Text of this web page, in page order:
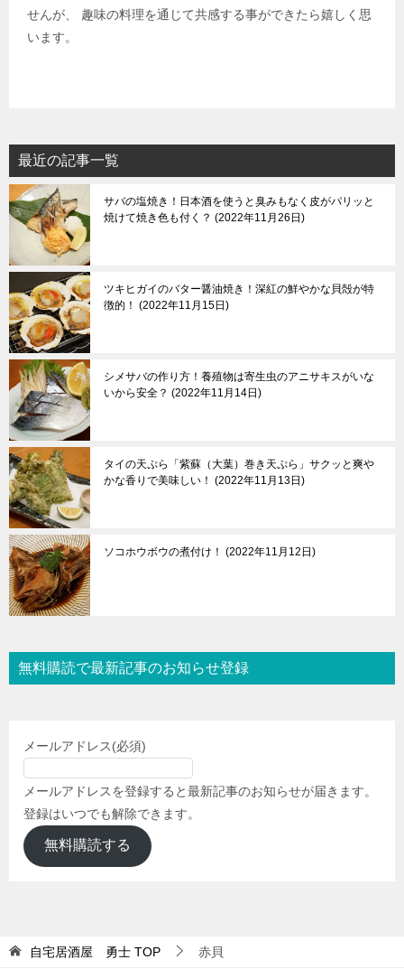
せんが、 趣味の料理を通じて共感する事ができたら嬉しく思
います。
最近の記事一覧
サバの塩焼き！日本酒を使うと臭みもなく皮がパリッと
焼けて焼き色も付く？
2022年11月26日
ツキヒガイのバター醤油焼き！深紅の鮮やかな貝殻が特
徴的！
2022年11月15日
シメサバの作り方！養殖物は寄生虫のアニサキスがいな
いから安全？
2022年11月14日
タイの天ぷら「紫蘇（大葉）巻き天ぷら」サクッと爽や
かな香りで美味しい！
2022年11月13日
ソコホウボウの煮付け！ 2022年11月12日
無料購読で最新記事のお知らせ登録
メールアドレス(必須)
メールアドレスを登録すると最新記事のお知らせが届きます。
登録はいつでも解除できます。
無料購読する
自宅居酒屋 勇士 TOP 赤貝